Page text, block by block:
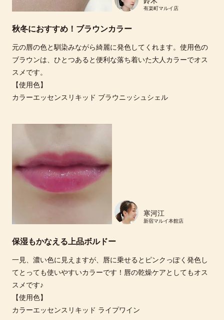
有楽町マルイ店
秋冬におすすめ！ブラウンカラー
元の唇の色と馴染みながら綺麗に発色してくれます。使用色の
ブラウンは、ひとつあると便利な落ち着いた大人カラーでオス
スメです。
【使用色】
カラーエッセンスリキッド ブラウニッシュシェル
寒河江
新宿マルイ本館店
保湿もかなえる上品ボルドー
一見、濃い色に見えますが、唇に乗せるとピンクっぽく発色し
てとっても使いやすいカラーです！唇の乾燥ケアとしてもオス
スメです♪
【使用色】
カラーエッセンスリキッド ライプワイン